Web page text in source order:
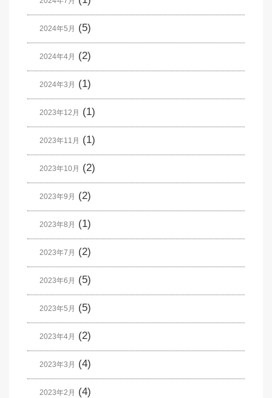
2024年5月 (5)
2024年4月 (2)
2024年3月 (1)
2023年12月 (1)
2023年11月 (1)
2023年10月 (2)
2023年9月 (2)
2023年8月 (1)
2023年7月 (2)
2023年6月 (5)
2023年5月 (5)
2023年4月 (2)
2023年3月 (4)
2023年2月 (4)